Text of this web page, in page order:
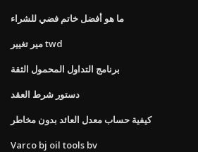
ما هو أفضل خاتم فضي للشراء
مير تغيير twd
برنامج التداول المحمول الثقة
دستور شرط العقد
كيفية حساب معدل العائد بدون مخاطر
Varco bj oil tools bv